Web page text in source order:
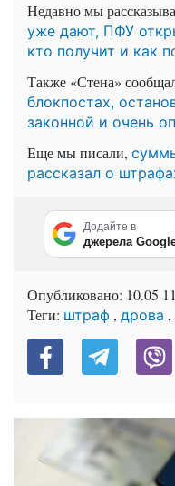
Недавно мы
уже дают, ПФУ
кто получит и как
Также «Стена»
блокпостах,
законной и очень
Еще мы писали,
рассказал о
Додайте в
джерела
Опубликовано: 10.05
Теги: штраф , дрова ,